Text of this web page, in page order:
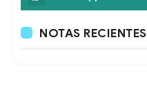
NOTAS RECIENTES